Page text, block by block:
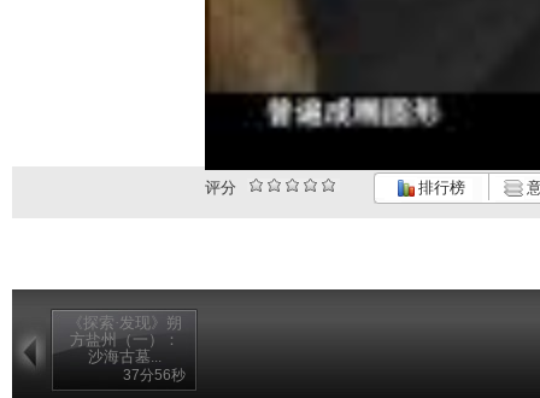
评分 排行榜
《探索·发现》朔
方盐州（一）：
沙海古墓...
37分56秒